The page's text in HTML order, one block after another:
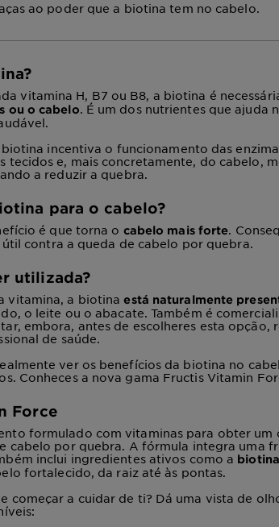
ao poder que a biotina tem no cabelo.
vitamina H, B7 ou B8, a biotina é
ou o cabelo. É um dos nutrientes que ajuda
biotina incentiva o funcionamento das
tecidos e, mais concretamente, do cabelo,
a reduzir a quebra.
para o cabelo?
é que torna o cabelo mais forte.
contra a queda de cabelo por quebra.
utilizada?
vitamina, a biotinaestá naturalmente
o leite ou o abacate. Também é
embora, antes de escolheres esta opção,
de saúde.
ver os benefícios da biotina no
. Conheces a nova gama Fructis Vitamin
Force
formulado com vitaminas para obter um
cabelo por quebra. A fórmula integra uma
inclui ingredientes ativos como a
fortalecido, da raiz até às pontas.
começar a cuidar de ti? Dá uma vista de